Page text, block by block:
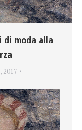
di moda alla
2017